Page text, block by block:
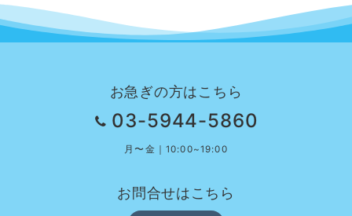
お急ぎの方はこちら
03-5944-5860
月〜金｜10:00~19:00
お問合せはこちら